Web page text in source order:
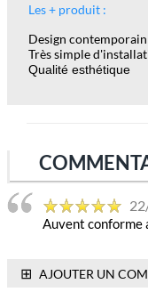
Les + produit :
Design contemporain
Très simple
Qualité esthétique
Auvent conforme
⊞ AJOUTER UN